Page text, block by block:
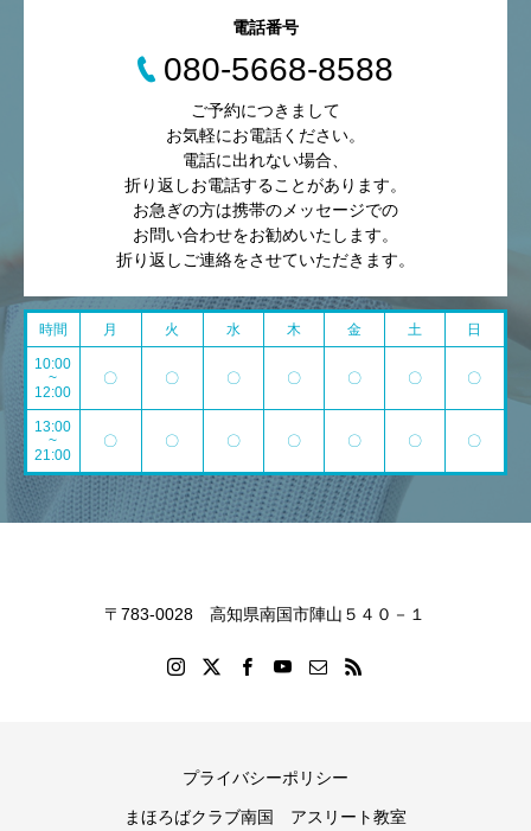
電話番号
080-5668-8588
ご予約につきまして
お気軽にお電話ください。
電話に出れない場合、
折り返しお電話することがあります。
お急ぎの方は携帯のメッセージでの
お問い合わせをお勧めいたします。
折り返しご連絡をさせていただきます。
時間 月 火 水 木 金 土 日
10:00
~
12:00
〇 〇 〇 〇 〇 〇 〇
13:00
~
21:00
〇 〇 〇 〇 〇 〇 〇
〒783-0028 高知県南国市陣山５４０－１
プライバシーポリシー
まほろばクラブ南国 アスリート教室